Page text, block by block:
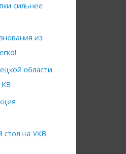
сильнее
из
области
КВ
стол на УКВ